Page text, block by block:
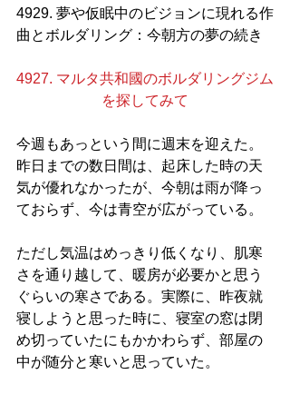
4929. 夢や仮眠中のビジョンに現れる作
曲とボルダリング：今朝方の夢の続き
4927. マルタ共和國のボルダリングジム
を探してみて
今週もあっという間に週末を迎えた。
昨日までの数日間は、起床した時の天
気が優れなかったが、今朝は雨が降っ
ておらず、今は青空が広がっている。
ただし気温はめっきり低くなり、肌寒
さを通り越して、暖房が必要かと思う
ぐらいの寒さである。実際に、昨夜就
寝しようと思った時に、寝室の窓は閉
め切っていたにもかかわらず、部屋の
中が随分と寒いと思っていた。